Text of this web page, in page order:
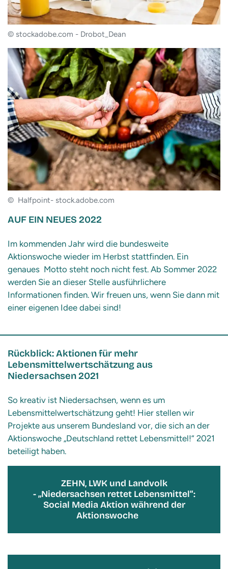
© stockadobe.com - Drobot_Dean
© Halfpoint- stock.adobe.com
AUF EIN NEUES 2022
Im kommenden Jahr wird die bundesweite
Aktionswoche wieder im Herbst stattfinden. Ein
genaues Motto steht noch nicht fest. Ab Sommer 2022
werden Sie an dieser Stelle ausführlichere
Informationen finden. Wir freuen uns, wenn Sie dann mit
einer eigenen Idee dabei sind!
Rückblick:Aktionen für mehr
Lebensmittelwertschätzung aus
Niedersachsen 2021
So kreativ ist Niedersachsen, wenn es um
Lebensmittelwertschätzung geht! Hier stellen wir
Projekte aus unserem Bundesland vor, die sich an der
Aktionswoche „Deutschland rettet Lebensmittel!“ 2021
beteiligt haben.
ZEHN, LWK und Landvolk
- „Niedersachsen rettet Lebensmittel“:
Social Media Aktion während der
Aktionswoche